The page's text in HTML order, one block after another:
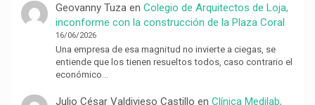
Geovanny Tuzaen Colegio de Arquitectos de Loja,
inconforme con la construcción de la Plaza Coral
16/06/2026
Una empresa de esa magnitud no invierte a ciegas, se
entiende que los tienen resueltos todos, caso contrario el
económico…
Julio César Valdivieso Castillo en Clínica Medilab,